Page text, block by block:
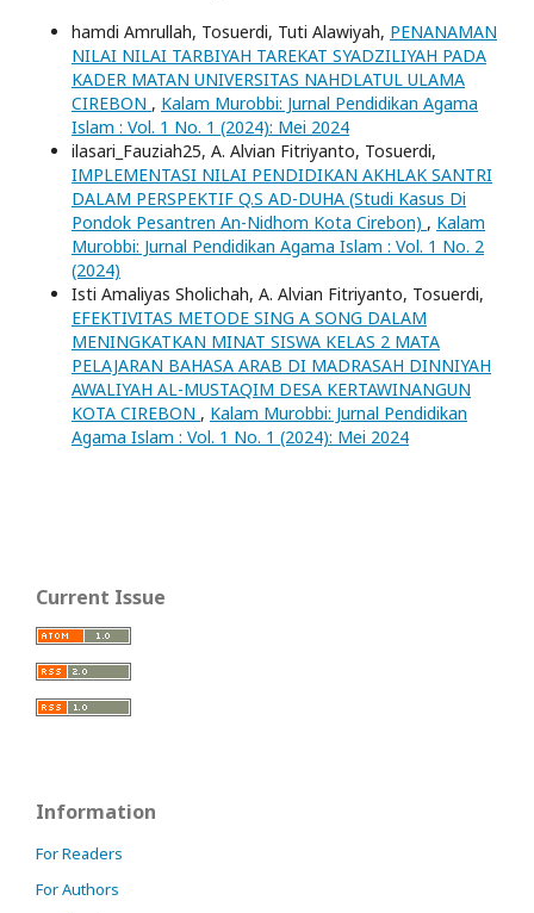
hamdi Amrullah, Tosuerdi, Tuti Alawiyah, PENANAMAN
NILAI NILAI TARBIYAH TAREKAT SYADZILIYAH PADA
KADER MATAN UNIVERSITAS NAHDLATUL ULAMA
CIREBON , Kalam Murobbi: Jurnal Pendidikan Agama
Islam : Vol. 1 No. 1 (2024): Mei 2024
ilasari_Fauziah25, A. Alvian Fitriyanto, Tosuerdi,
IMPLEMENTASI NILAI PENDIDIKAN AKHLAK SANTRI
DALAM PERSPEKTIF Q.S AD-DUHA (Studi Kasus Di
Pondok Pesantren An-Nidhom Kota Cirebon) , Kalam
Murobbi: Jurnal Pendidikan Agama Islam : Vol. 1 No. 2
(2024)
Isti Amaliyas Sholichah, A. Alvian Fitriyanto, Tosuerdi,
EFEKTIVITAS METODE SING A SONG DALAM
MENINGKATKAN MINAT SISWA KELAS 2 MATA
PELAJARAN BAHASA ARAB DI MADRASAH DINNIYAH
AWALIYAH AL-MUSTAQIM DESA KERTAWINANGUN
KOTA CIREBON , Kalam Murobbi: Jurnal Pendidikan
Agama Islam : Vol. 1 No. 1 (2024): Mei 2024
Current Issue
Information
For Readers
For Authors